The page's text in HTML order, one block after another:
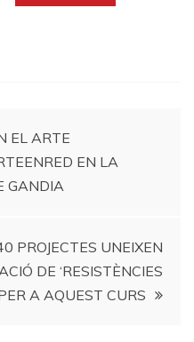
EL ARTE
EN LA
GANDIA
PROJECTES UNEIXEN
DE ‘RESISTÈNCIES
A AQUEST CURS